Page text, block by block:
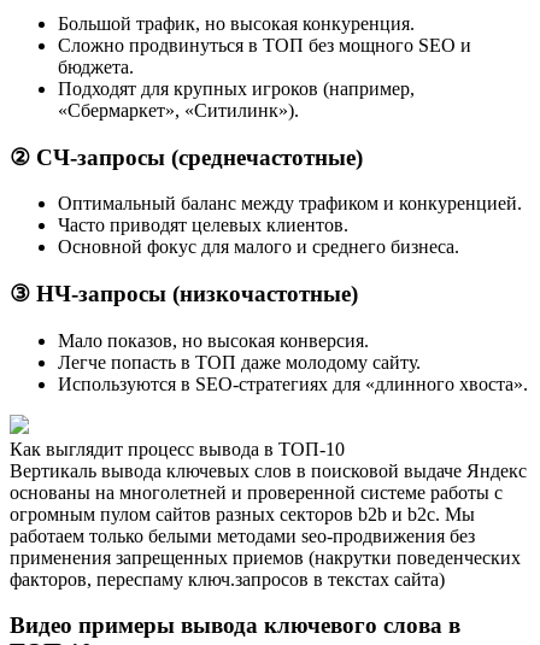
Большой трафик, но высокая конкуренция.
Сложно продвинуться в ТОП без мощного SEO и
бюджета.
Подходят для крупных игроков (например,
«Сбермаркет», «Ситилинк»).
② СЧ-запросы (среднечастотные)
Оптимальный баланс между трафиком и конкуренцией.
Часто приводят целевых клиентов.
Основной фокус для малого и среднего бизнеса.
③ НЧ-запросы (низкочастотные)
Мало показов, но высокая конверсия.
Легче попасть в ТОП даже молодому сайту.
Используются в SEO-стратегиях для «длинного хвоста».
Как выглядит процесс вывода в ТОП-10
Вертикаль вывода ключевых слов в поисковой выдаче Яндекс
основаны на многолетней и проверенной системе работы с
огромным пулом сайтов разных секторов b2b и b2c. Мы
работаем только белыми методами seo-продвижения без
применения запрещенных приемов (накрутки поведенческих
факторов, переспаму ключ.запросов в текстах сайта)
Видео примеры вывода ключевого слова в